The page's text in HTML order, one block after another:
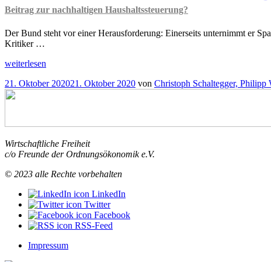
Beitrag zur nachhaltigen Haushaltssteuerung?
Der Bund steht vor einer Herausforderung: Einerseits unternimmt er
Kritiker …
„Schweizer
mit
Bilanzbezug
nachhaltigen
“
weiterlesen
Veröffentlicht
am
21. Oktober 202021. Oktober 2020 von Christoph Schaltegger,
Wirtschaftliche Freiheit
c/o Freunde der Ordnungsökonomik e.V.
© 2023 alle Rechte vorbehalten
LinkedIn
Twitter
Facebook
RSS-Feed
Impressum